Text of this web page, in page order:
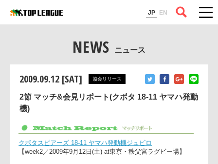
JP EN
コラム
NEWS ニュース
2009.09.12 [SAT] 協会リリース
2節 マッチ&会見リポート(クボタ 18-11 ヤマハ発動
機)